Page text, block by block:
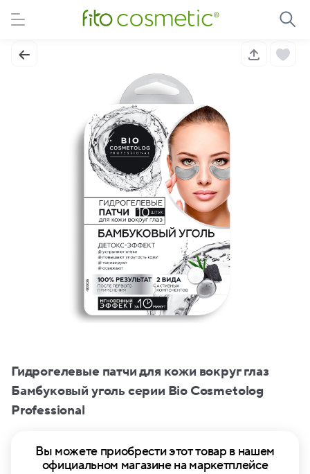
Гидрогелевые патчи для кожи вокруг глаз
Бамбуковый уголь серии Bio Cosmetolog
Professional
Вы можете приобрести этот товар в нашем
официальном магазине на маркетплейсе